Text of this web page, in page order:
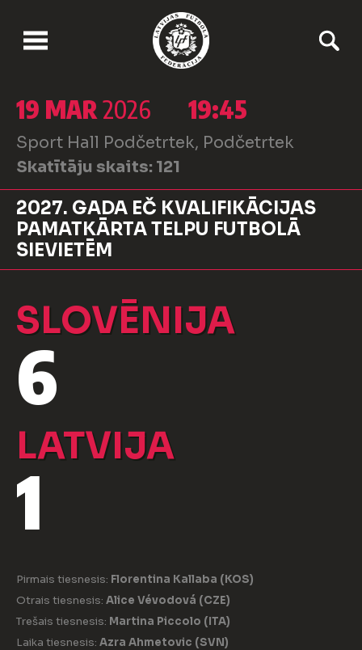
19 MAR2026 19:45
Sport Hall Podčetrtek, Podčetrtek
Skatītāju skaits: 121
2027. GADA EČ KVALIFIKĀCIJAS
PAMATKĀRTA TELPU FUTBOLĀ
SIEVIETĒM
SLOVĒNIJA
6
LATVIJA
1
Pirmais tiesnesis: Florentina Kallaba (KOS)
Otrais tiesnesis: Alice Vévodová (CZE)
Trešais tiesnesis: Martina Piccolo (ITA)
Laika tiesnesis: Azra Ahmetovic (SVN)